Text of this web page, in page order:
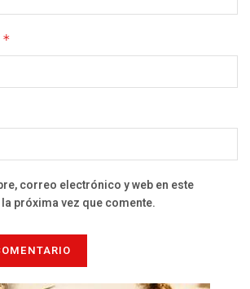
*
correo electrónico y web en este
próxima vez que comente.